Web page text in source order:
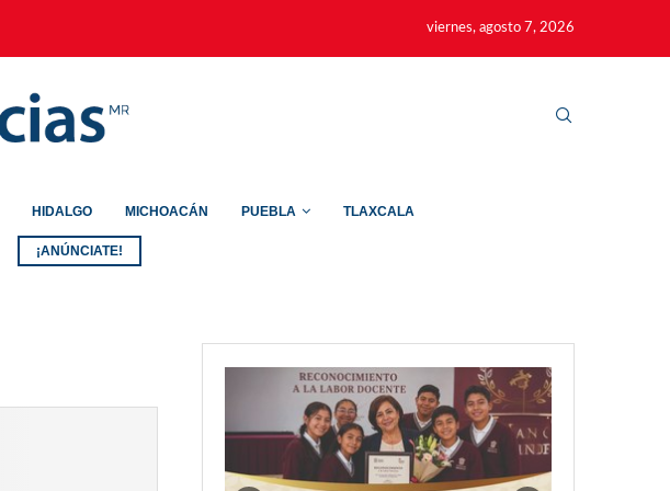
viernes, agosto 7, 2026
HIDALGO MICHOACÁN PUEBLA TLAXCALA
¡ANÚNCIATE!